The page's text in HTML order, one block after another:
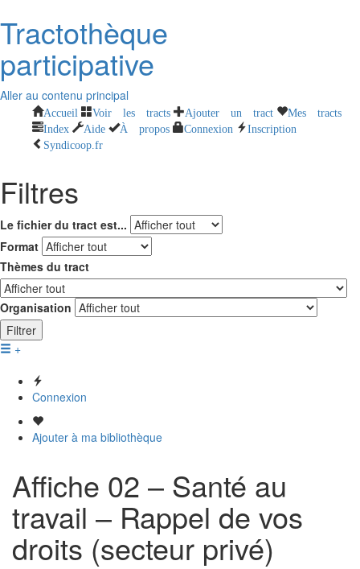
Tractothèque
participative
Aller au contenu principal
Accueil Voir les tracts Ajouter un tract
Mes tracts
Index
Aide À propos Connexion
Inscription
Syndicoop.fr
Filtres
Le fichier du tract est...
Format
Thèmes du tract
Organisation
Filtrer
+
Connexion
Ajouter à ma bibliothèque
Affiche 02 – Santé au
travail – Rappel de vos
droits (secteur privé)